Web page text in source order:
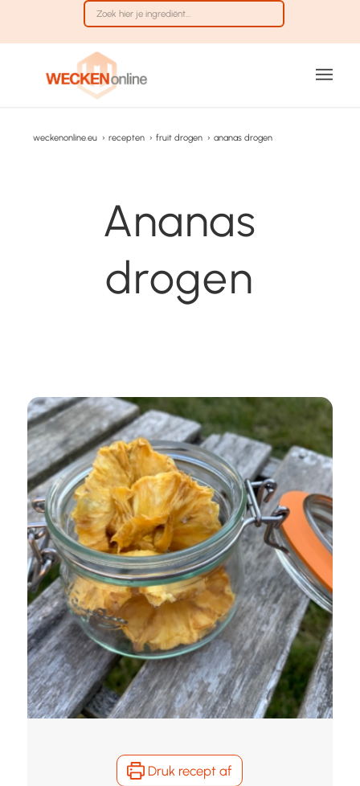
weckenonline.eu › recepten › fruit drogen › ananas drogen
Ananas
drogen
Druk recept af